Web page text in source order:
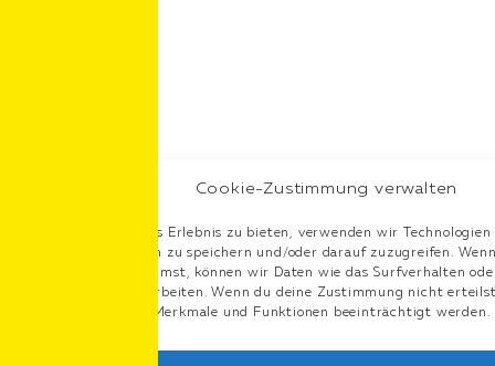
Cookie-Zustimmung verwalten
Um dir ein optimales Erlebnis zu bieten, verwenden wir Technologien
Geräteinformationen zu speichern und/oder darauf zuzugreifen.
Technologien zustimmst, können wir Daten wie das Surfverhalten
dieser Website verarbeiten. Wenn du deine Zustimmung nicht
können bestimmte Merkmale und Funktionen beeinträchtigt werden.